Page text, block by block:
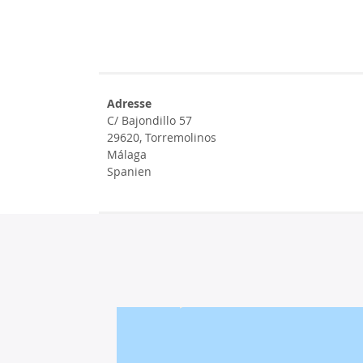
Adresse
C/ Bajondillo 57
29620, Torremolinos
Málaga
Spanien